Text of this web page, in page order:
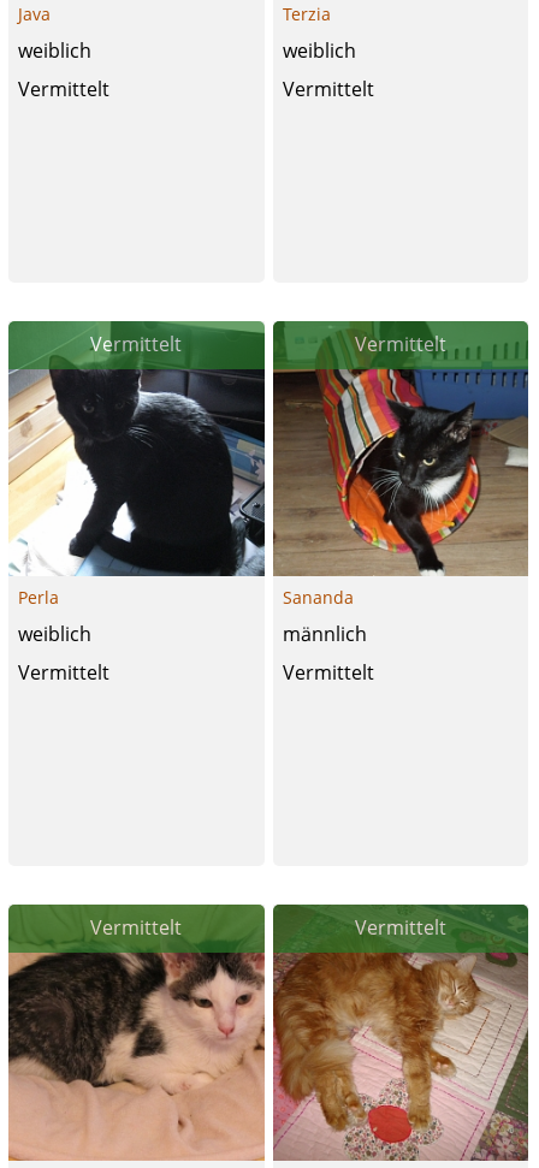
Java
weiblich
Vermittelt
Terzia
weiblich
Vermittelt
Vermittelt
Perla
weiblich
Vermittelt
Vermittelt
Sananda
männlich
Vermittelt
Vermittelt Vermittelt